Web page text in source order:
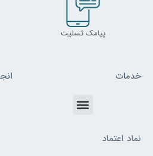
پیامک تسلیت
خدمات
Menu
نماد اعتماد